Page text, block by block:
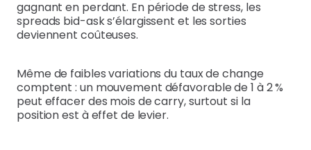
gagnant en perdant. En période de stress, les
spreads bid-ask s’élargissent et les sorties
deviennent coûteuses.
Même de faibles variations du taux de change
comptent : un mouvement défavorable de 1 à 2 %
peut effacer des mois de carry, surtout si la
position est à effet de levier.